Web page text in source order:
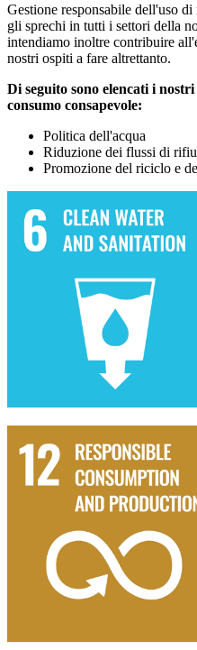
Gestione responsabile dell'uso
gli sprechi in tutti i settori della
intendiamo inoltre contribuire
nostri ospiti a fare altrettanto.
Di seguito sono elencati i
consumo consapevole:
Politica dell'acqua
Riduzione dei flussi di
Promozione del riciclo e